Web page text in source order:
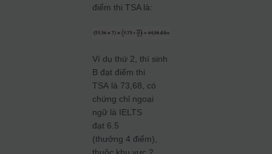
điểm thi TSA là:
Ví dụ thứ 2, thí sinh
B đạt điểm thi
TSA là 73,68, có
chứng chỉ ngoại
ngữ là IELTS
đạt 6.5
(thưởng 4 điểm),